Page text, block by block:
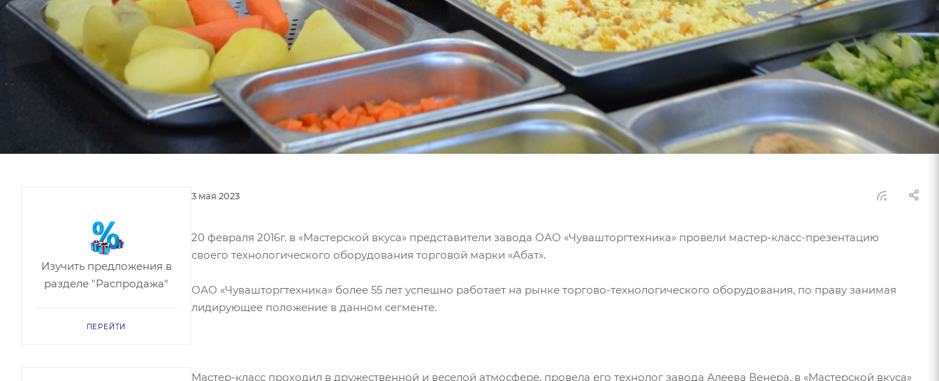
3 мая 2023
20 февраля 2016г. в «Мастерской вкуса» представители завода ОАО «Чувашторгтехника» провели мастер-класс-презентацию
своего технологического оборудования торговой марки «Абат».
ОАО «Чувашторгтехника» более 55 лет успешно работает на рынке торгово-технологического оборудования, по праву занимая
лидирующее положение в данном сегменте.
Мастер-класс проходил в дружественной и веселой атмосфере, провела его технолог завода Алеева Венера, в «Мастерской вкуса»
Изучить предложения в
разделе "Распродажа"
ПЕРЕЙТИ